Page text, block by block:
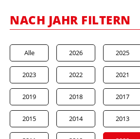
NACH JAHR FILTERN
Alle 2026 2025
2023 2022 2021
2019 2018 2017
2015 2014 2013